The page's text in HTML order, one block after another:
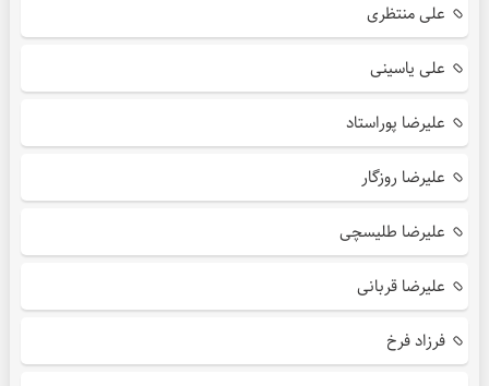
علی منتظری
علی یاسینی
علیرضا پوراستاد
علیرضا روزگار
علیرضا طلیسچی
علیرضا قربانی
فرزاد فرخ